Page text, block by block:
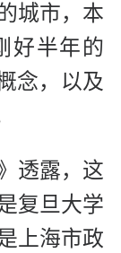
城市，本
好半年的
念，以及
透露，这
复旦大学
上海市政